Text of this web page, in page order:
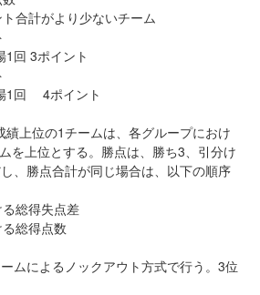
合計がより少ないチーム
1回 3ポイント
1回 4ポイント
績上位の1チームは、各グループにおけ
を上位とする。勝点は、勝ち3、引分け
、勝点合計が同じ場合は、以下の順序
総得失点差
総得点数
ムによるノックアウト方式で行う。3位